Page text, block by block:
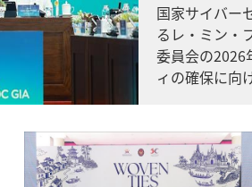
国家サイバー
るレ・ミン・
委員会の2026
ィの確保に向